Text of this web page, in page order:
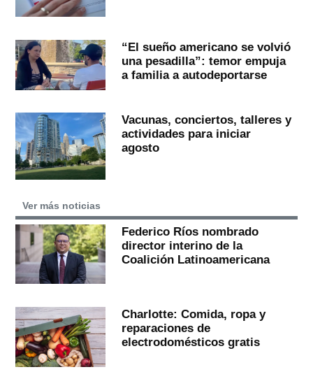
“El sueño americano se volvió
una pesadilla”: temor empuja
a familia a autodeportarse
Vacunas, conciertos, talleres y
actividades para iniciar
agosto
Ver más noticias
Federico Ríos nombrado
director interino de la
Coalición Latinoamericana
Charlotte: Comida, ropa y
reparaciones de
electrodomésticos gratis